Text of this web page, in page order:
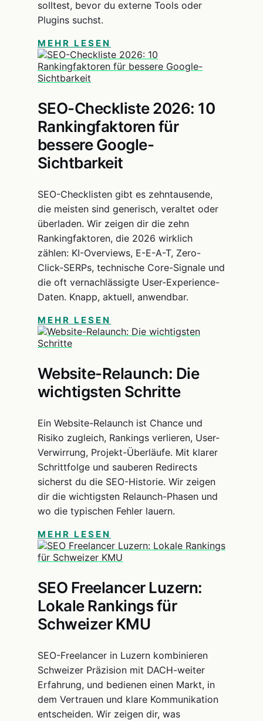
solltest, bevor du externe Tools oder
Plugins suchst.
MEHR LESEN
SEO-Checkliste 2026: 10
Rankingfaktoren für
bessere Google-
Sichtbarkeit
SEO-Checklisten gibt es zehntausende,
die meisten sind generisch, veraltet oder
überladen. Wir zeigen dir die zehn
Rankingfaktoren, die 2026 wirklich
zählen: KI-Overviews, E-E-A-T, Zero-
Click-SERPs, technische Core-Signale und
die oft vernachlässigte User-Experience-
Daten. Knapp, aktuell, anwendbar.
MEHR LESEN
Website-Relaunch: Die
wichtigsten Schritte
Ein Website-Relaunch ist Chance und
Risiko zugleich, Rankings verlieren, User-
Verwirrung, Projekt-Überläufe. Mit klarer
Schrittfolge und sauberen Redirects
sicherst du die SEO-Historie. Wir zeigen
dir die wichtigsten Relaunch-Phasen und
wo die typischen Fehler lauern.
MEHR LESEN
SEO Freelancer Luzern:
Lokale Rankings für
Schweizer KMU
SEO-Freelancer in Luzern kombinieren
Schweizer Präzision mit DACH-weiter
Erfahrung, und bedienen einen Markt, in
dem Vertrauen und klare Kommunikation
entscheiden. Wir zeigen dir, was